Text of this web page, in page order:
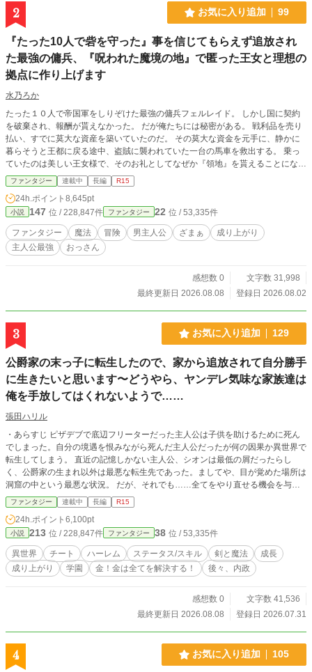
2 お気に入り追加 99
『たった10人で砦を守った』事を信じてもらえず追放され
た最強の傭兵、『呪われた魔境の地』で匿った王女と理想の
拠点に作り上げます
水乃ろか
たった１０人で帝国軍をしりぞけた最強の傭兵フェルレイド。 しかし国に契約
を破棄され、報酬が貰えなかった。 だが俺たちには秘密がある。 戦利品を売り
払い、すでに莫大な資産を築いていたのだ。 その莫大な資金を元手に、静かに
暮らそうと王都に戻る途中、盗賊に襲われていた一台の馬車を救出する。 乗っ
ていたのは美しい王女様で、そのお礼としてなぜか『領地』を貰えることになっ
てしまった。 だが、そこは誰も住んでいない『呪われた地』と云われる辺境の
魔境。 ……いいじゃん！ 誰もいないなんて好都合！ 悠々自適に暮らそうと意
気込む俺だったが、行きの馬車に隠れていたのは、なんと先ほど助けた王女
様！？ どうやら王城で酷い扱いを受けていた彼女は、城を捨てて俺についてき
たらしい。 王女様は命を狙われており、戻れば殺されるらしい。 ならば一緒に
連れて行くしかあるまい。 資金もあるし、誰も居ない領地も貰えて好き勝手で
ファンタジー 連載中 長編 R15
24h.ポイント 8,645pt
小説 147 位 / 228,847件 ファンタジー 22 位 / 53,335件
ファンタジー 魔法 冒険 男主人公 ざまぁ
成り上がり
主人公最強
おっさん
感想数 0
文字数 31,998
最終更新日 2026.08.08
登録日 2026.08.02
3 お気に入り追加 129
公爵家の末っ子に転生したので、家から追放されて自分勝手
に生きたいと思います〜どうやら、ヤンデレ気味な家族達は
俺を手放してはくれないようで……
張田ハリル
・あらすじ ピザデブで底辺フリーターだった主人公は子供を助けるために死ん
でしまった。自分の境遇を恨みながら死んだ主人公だったが何の因果か異世界で
転生してしまう。 直近の記憶しかない主人公、シオンは最低の屑だったらし
く、公爵家の生まれ以外は最悪な転生先であった。ましてや、目が覚めた場所は
洞窟の中という最悪な状況。 だが、それでも……全てをやり直せる機会を与え
られた事実だけが、シオンの生き残るための目的となった。性格の捻じ曲がった
主人公が紆余曲折しながらも幸せに生きるための物語。
ファンタジー 連載中 長編 R15
24h.ポイント 6,100pt
小説 213 位 / 228,847件 ファンタジー 38 位 / 53,335件
異世界 チート ハーレム ステータス/スキル 剣と魔法
成長
成り上がり
学園 金！金は全てを解決する！ 後々、内政
感想数 0
文字数 41,536
最終更新日 2026.08.08
登録日 2026.07.31
4 お気に入り追加 105